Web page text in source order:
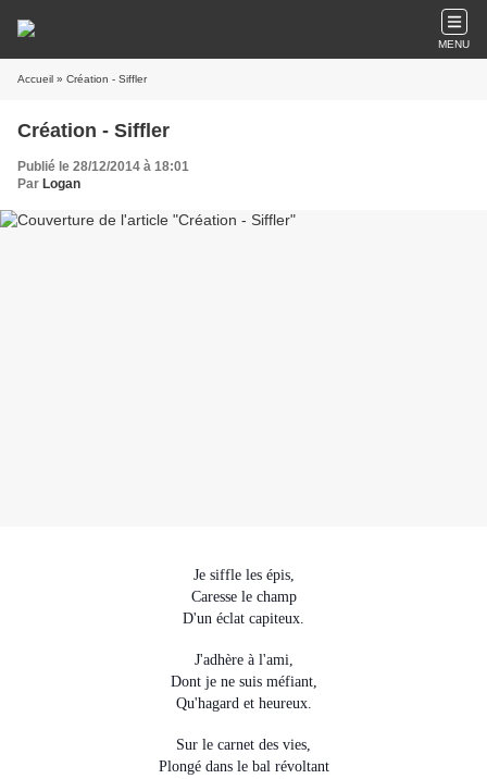
MENU
Accueil » Création - Siffler
Création - Siffler
Publié le 28/12/2014 à 18:01
Par Logan
Je siffle les épis,
Caressele champ
D'un éclat capiteux.
J'adhère à l'ami,
Dont je ne suis méfiant,
Qu'hagard et heureux.
Sur le carnet des vies,
Plongé dans le bal révoltant